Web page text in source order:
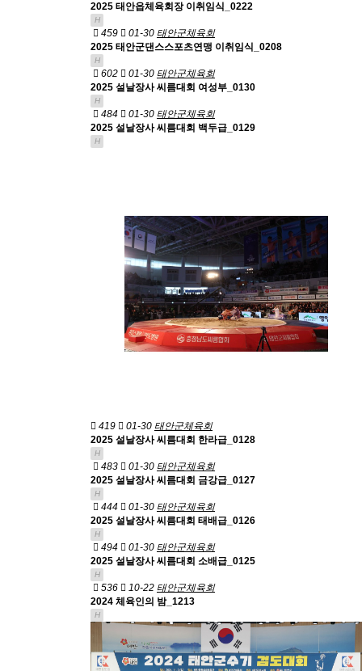
2025 태안읍체육회장 이취임식_0222
H
459 01-30 태안군체육회
2025 태안군댄스스포츠연맹 이취임식_0208
H
602 01-30 태안군체육회
2025 설날장사 씨름대회 여성부_0130
H
484 01-30 태안군체육회
2025 설날장사 씨름대회 백두급_0129
H
419 01-30 태안군체육회
2025 설날장사 씨름대회 한라급_0128
H
483 01-30 태안군체육회
2025 설날장사 씨름대회 금강급_0127
H
444 01-30 태안군체육회
2025 설날장사 씨름대회 태배급_0126
H
494 01-30 태안군체육회
2025 설날장사 씨름대회 소배급_0125
H
536 10-22 태안군체육회
2024 체육인의 밤_1213
H